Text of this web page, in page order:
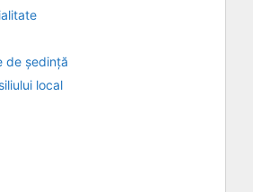
de ședință
local